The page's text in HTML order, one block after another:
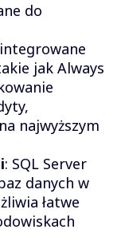
do
jak Always
najwyższym
: SQL Server
danych w
łatwe